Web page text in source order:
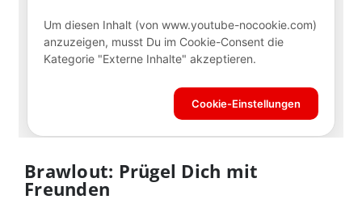
Brawlout: Prügel Dich mit
Freunden